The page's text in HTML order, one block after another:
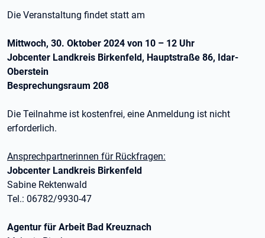
Die Veranstaltung findet statt am
Mittwoch, 30. Oktober 2024 von 10 – 12 Uhr
Jobcenter Landkreis Birkenfeld, Hauptstraße 86, Idar-
Oberstein
Besprechungsraum 208
Die Teilnahme ist kostenfrei, eine Anmeldung ist nicht
erforderlich.
Ansprechpartnerinnen für Rückfragen:
Jobcenter Landkreis Birkenfeld
Sabine Rektenwald
Tel.: 06782/9930-47
Agentur für Arbeit Bad Kreuznach